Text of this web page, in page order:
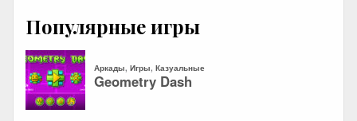
Популярные игры